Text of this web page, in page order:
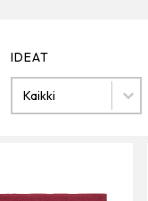
IDEAT
IDEAT
IDEAT